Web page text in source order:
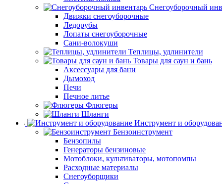
Снегоуборочный
Движки снегоуборочные
Ледорубы
Лопаты снегоуборочные
Сани-волокуши
Теплицы, удлинители
Товары для саун и бань
Аксессуары для бани
Дымоход
Печи
Печное литье
Флюгеры
Шланги
Инструмент и
Бензоинструмент
Бензопилы
Генераторы бензиновые
Мотоблоки, культиваторы, мотопомпы
Расходные материалы
Снегоуборщики